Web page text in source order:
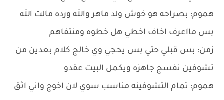
هموم: بصراحه هو خوش ولد ماهر والله ورده مالت الله
بس مااعرف اخاف اخطي هل خطوه ومنتفاهم
زمن: بس قبلي حتي بس يحجي وي خالج كلام بعدين من
تشوفين نفسج جاهزه ويكمل البيت عقدو
هموم: تمام التشوفينه مناسب سوي لان اخوج واني اثق